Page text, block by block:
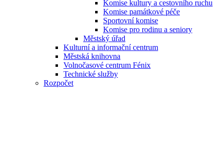
Komise kultury a cestovního ruchu
Komise památkové péče
Sportovní komise
Komise pro rodinu a seniory
Městský úřad
Kulturní a informační centrum
Městská knihovna
Volnočasové centrum Fénix
Technické služby
Rozpočet